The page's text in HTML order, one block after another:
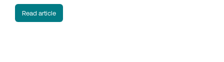
Read article